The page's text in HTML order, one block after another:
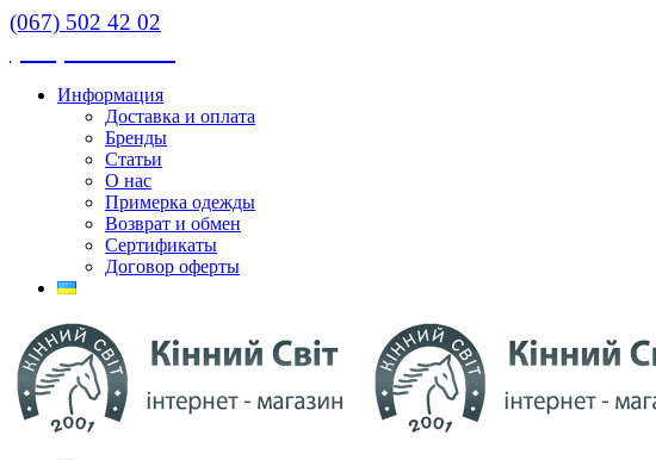
(067) 502 42 02
Информация
Доставка и оплата
Бренды
Статьи
О нас
Примерка одежды
Возврат и обмен
Сертификаты
Договор оферты